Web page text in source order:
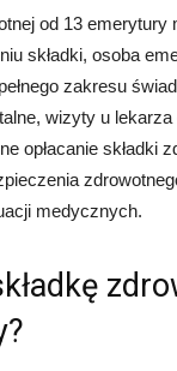
od 13
składki, osoba
zakresu
wizyty u
opłacanie składki
medycznych.